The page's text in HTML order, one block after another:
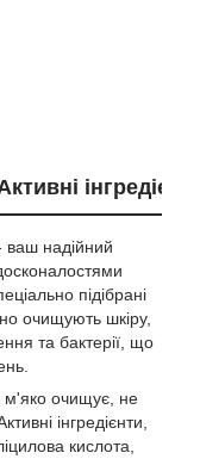
ваш надійний
підібрані
очищують шкіру,
та бактерії, що
м'яко очищує, не
інгредієнти,
кислота,